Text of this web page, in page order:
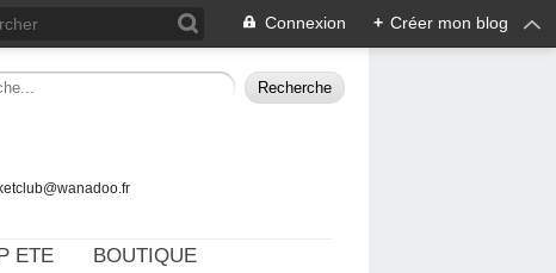
Connexion + Créer mon blog
ETE
BOUTIQUE